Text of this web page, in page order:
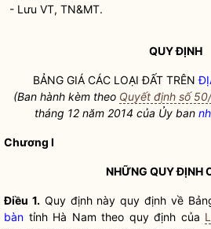
- Lưu VT, TN&MT.
QUY ĐỊNH
BẢNG GIÁ CÁC LOẠI ĐẤT TRÊN
(Ban hành kèm theo Quyết định số
tháng 12 năm 2014 của Ủy ban
Chương I
NHỮNG QUY ĐỊNH
Điều 1.Quy định này quy định về
bàn tỉnh Hà Nam theo quy định của